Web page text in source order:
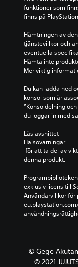
funktioner som
finns på
Hämtningen av
tjänstevillkor och
eventuella
Hämta inte
Mer viktig
Du kan ladda ned
konsol som är
”Konsoldelning
du loggar in med
Läs avsnittet
Hälsovarningar
denna produkt.
exklusiv licens till
Användarvillkor för
© Gege
© 2021